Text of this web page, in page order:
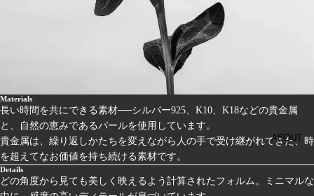
ABOUT
Materials
長い時間を共にできる素材──シルバー925、K10、K18などの貴金属
と、自然の恵みであるパールを使用しています。
貴金属は、繰り返しかたちを変えながら人の手で受け継がれてきた、時
を超えてなお価値を持ち続ける素材です。
Details
どの角度から見ても美しく映えるよう計算されたフォルム。ミニマルな